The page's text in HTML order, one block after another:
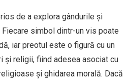
de a explora gândurile și
simbol dintr-un vis poate
iar preotul este o figură cu un
și religii, fiind adesea asociat cu
și ghidarea morală. Dacă